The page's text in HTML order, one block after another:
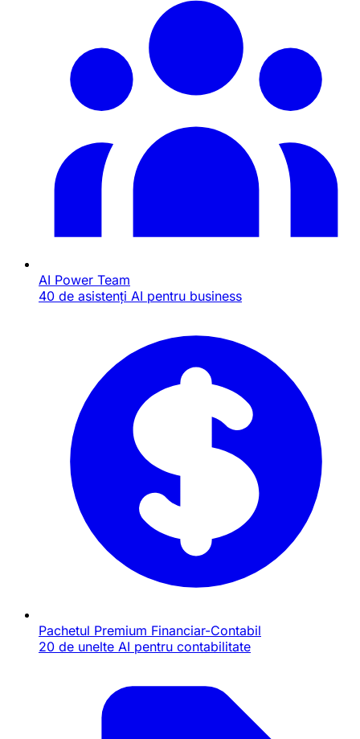
AI Power Team
40 de asistenți AI pentru business
Pachetul Premium Financiar-Contabil
20 de unelte AI pentru contabilitate